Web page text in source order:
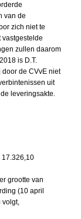
van de
zich niet te
zullen daarom
is D.T.
de CVvE niet
uit
leveringsakte.
17.326,10
grootte van
(10 april
volgt,